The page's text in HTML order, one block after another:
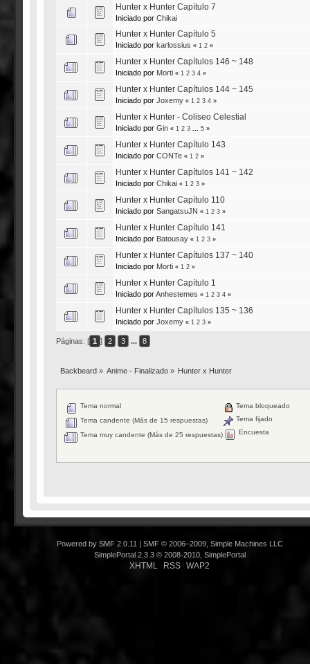
Hunter x Hunter Capítulo 7
Iniciado por Chikai
Hunter x Hunter Capítulo 5
Iniciado por karlossius « 1 2»
Hunter x Hunter Capítulos 146 ~ 148
Iniciado por Morti « 1 2 3 4»
Hunter x Hunter Capítulos 144 ~ 145
Iniciado por Joxemy « 1 2 3 4»
Hunter x Hunter - Coliseo Celestial
Iniciado por Gin « 1 2 3 5»
Hunter x Hunter Capítulo 143
Iniciado por CONTe « 1 2»
Hunter x Hunter Capítulos 141 ~ 142
Iniciado por Chikai « 1 2 3»
Hunter x Hunter Capítulo 110
Iniciado por SangatsuJN « 1 2 3»
Hunter x Hunter Capítulo 141
Iniciado por Batousay « 1 2 3»
Hunter x Hunter Capítulos 137 ~ 140
Iniciado por Morti « 1 2»
Hunter x Hunter Capítulo 1
Iniciado porAnhestemes « 1 2 3 4»
Hunter x Hunter Capítulos 135 ~ 136
Iniciado por Joxemy « 1 2 3»
Páginas: [ 1 ] 2 3 ... 8
Backbeard» Anime - Finalizado » Hunter x Hunter
Tema normal
Tema candente (Más de 15 respuestas)
Tema muy candente (Más de 25 respuestas)
Tema bloqueado
Tema fijado
Encuesta
Powered by SMF 2.0.11
SMF © 2006–2009, Simple Machines LLC
SimplePortal 2.3.3 © 2008-2010, SimplePortal
XHTML RSS WAP2